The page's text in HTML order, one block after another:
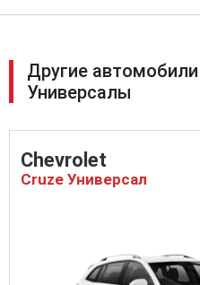
Другие автомобили
Универсалы
Chevrolet
Cruze Универсал